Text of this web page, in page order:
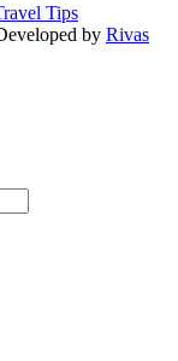
Tips
by Rivas